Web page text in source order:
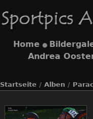
Home ●
Andrea
Startseite / Alben /